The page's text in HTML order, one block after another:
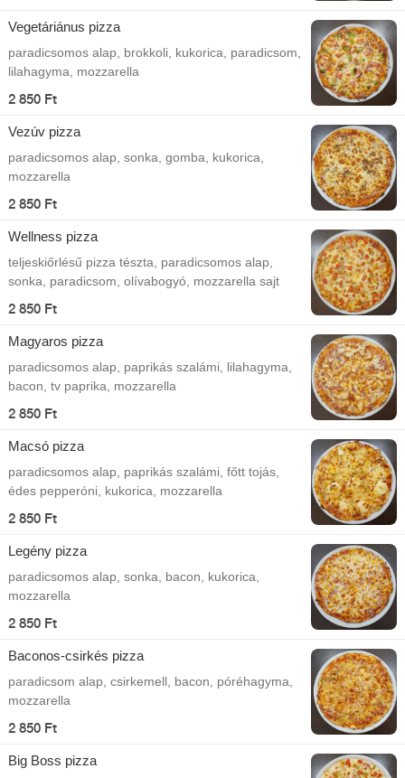
Vegetáriánus pizza
paradicsomos alap, brokkoli, kukorica, paradicsom,
lilahagyma, mozzarella
2 850 Ft
Vezúv pizza
paradicsomos alap, sonka, gomba, kukorica,
mozzarella
2 850 Ft
Wellness pizza
teljeskiőrlésű pizza tészta, paradicsomos alap,
sonka, paradicsom, olívabogyó, mozzarella sajt
2 850 Ft
Magyaros pizza
paradicsomos alap, paprikás szalámi, lilahagyma,
bacon, tv paprika, mozzarella
2 850 Ft
Macsó pizza
paradicsomos alap, paprikás szalámi, főtt tojás,
édes pepperóni, kukorica, mozzarella
2 850 Ft
Legény pizza
paradicsomos alap, sonka, bacon, kukorica,
mozzarella
2 850 Ft
Baconos-csirkés pizza
paradicsom alap, csirkemell, bacon, póréhagyma,
mozzarella
2 850 Ft
Big Boss pizza